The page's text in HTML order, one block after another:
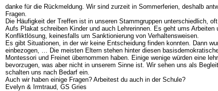
danke für die Rückmeldung. Wir sind zurzeit in Sommerferien, deshalb
Fragen.
Die Häufigkeit der Treffen ist in unseren Stammgruppen unterschiedlich,
Aufs Plakat schreiben Kinder und auch Lehrerinnen. Es geht ums Arbeiten
Konfliktlösung, keinesfalls um Sanktionierung von Verhaltensweisen.
Es gibt Situationen, in der wir keine Entscheidung finden konnten. Dann
einbezogen, … Die meisten Eltern stehen hinter diesen
Montessori und Freinet übernommen haben. Einige wenige würden eine
bevorzugen, was aber nicht in unserem Sinne ist. Wir sehen uns als
schalten uns nach Bedarf ein.
Auch wir haben einige Fragen? Arbeitest du auch in der Schule?
Evelyn & Irmtraud, GS Gries